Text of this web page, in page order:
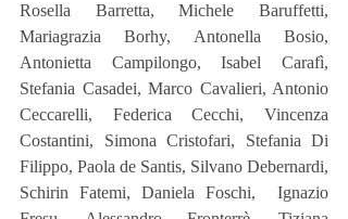
Rosella Barretta, Michele Baruffetti,
Mariagrazia Borhy, Antonella Bosio,
Antonietta Campilongo, Isabel Carafì,
Stefania Casadei, Marco Cavalieri, Antonio
Ceccarelli, Federica Cecchi, Vincenza
Costantini, Simona Cristofari, Stefania Di
Filippo, Paola de Santis, Silvano Debernardi,
Schirin Fatemi, Daniela Foschi,  Ignazio